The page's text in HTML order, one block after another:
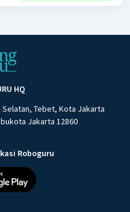
HQ
Selatan, Tebet, Kota Jakarta
Jakarta 12860
Roboguru